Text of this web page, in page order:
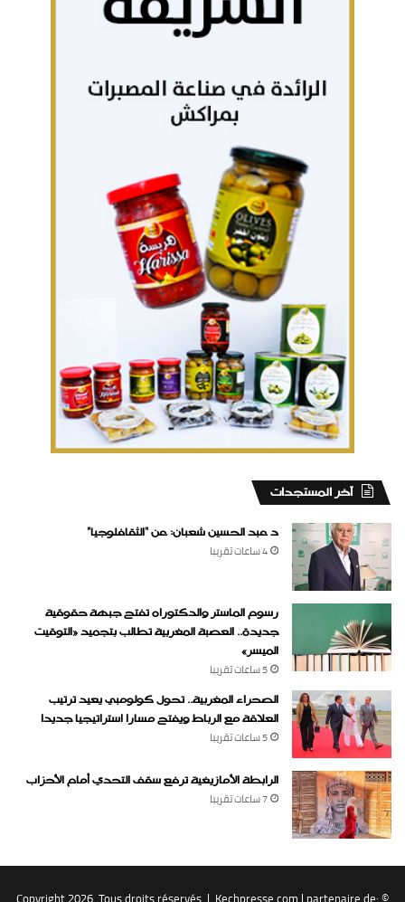
‏آخر المستجدات
د عبد الحسين شعبان: عن “الثقافلوجيا”
4 ساعات ‏تقريبا
رسوم الماستر والدكتوراه تفتح جبهة حقوقية
جديدة.. العصبة المغربية تطالب بتجميد «التوقيت
الميسر»
5 ساعات ‏تقريبا
الصحراء المغربية.. تحول كولومبي يعيد ترتيب
العلاقة مع الرباط ويفتح مسارا استراتيجيا جديدا
5 ساعات ‏تقريبا
الرابطة الأمازيغية ترفع سقف التحدي أمام الأحزاب
7 ساعات ‏تقريبا